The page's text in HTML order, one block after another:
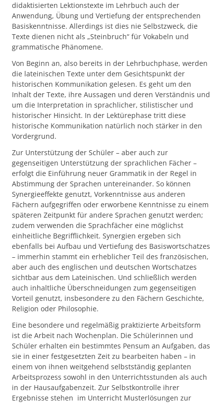
didaktisierten Lektionstexte im Lehrbuch auch der
Anwendung, Übung und Vertiefung der entsprechenden
Basiskenntnisse. Allerdings ist dies nie Selbstzweck, die
Texte dienen nicht als „Steinbruch“ für Vokabeln und
grammatische Phänomene.
Von Beginn an, also bereits in der Lehrbuchphase, werden
die lateinischen Texte unter dem Gesichtspunkt der
historischen Kommunikation gelesen. Es geht um den
Inhalt der Texte, ihre Aussagen und deren Verständnis und
um die Interpretation in sprachlicher, stilistischer und
historischer Hinsicht. In der Lektürephase tritt diese
historische Kommunikation natürlich noch stärker in den
Vordergrund.
Zur Unterstützung der Schüler – aber auch zur
gegenseitigen Unterstützung der sprachlichen Fächer –
erfolgt die Einführung neuer Grammatik in der Regel in
Abstimmung der Sprachen untereinander. So können
Synergieeffekte genutzt, Vorkenntnisse aus anderen
Fächern aufgegriffen oder erworbene Kenntnisse zu einem
späteren Zeitpunkt für andere Sprachen genutzt werden;
zudem verwenden die Sprachfächer eine möglichst
einheitliche Begrifflichkeit. Synergien ergeben sich
ebenfalls bei Aufbau und Vertiefung des Basiswortschatzes
– immerhin stammt ein erheblicher Teil des französischen,
aber auch des englischen und deutschen Wortschatzes
sichtbar aus dem Lateinischen. Und schließlich werden
auch inhaltliche Überschneidungen zum gegenseitigen
Vorteil genutzt, insbesondere zu den Fächern Geschichte,
Religion oder Philosophie.
Eine besondere und regelmäßig praktizierte Arbeitsform
ist die Arbeit nach Wochenplan. Die Schülerinnen und
Schüler erhalten ein bestimmtes Pensum an Aufgaben, das
sie in einer festgesetzten Zeit zu bearbeiten haben – in
einem von ihnen weitgehend selbstständig geplanten
Arbeitsprozess sowohl in den Unterrichtsstunden als auch
in der Hausaufgabenzeit. Zur Selbstkontrolle ihrer
Ergebnisse stehen im Unterricht Musterlösungen zur